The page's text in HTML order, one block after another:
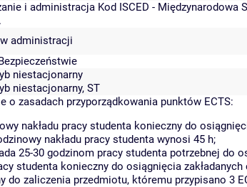
i administracja Kod ISCED -
administracji
niestacjonarny
niestacjonarny, ST
o zasadach przyporządkowania punktów ECTS:
nakładu pracy studenta konieczny do
nakładu pracy studenta wynosi 45 h;
25-30 godzinom pracy studenta potrzebnej do
studenta konieczny do osiągnięcia
do zaliczenia przedmiotu, któremu przypisano 3